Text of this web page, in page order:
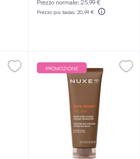
Prezzo normale: 25,99 €
Prezzo più basso: 20,99 €
PROMOZIONE